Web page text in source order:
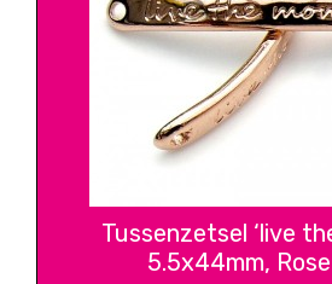
Tussenzetsel ‘live
5.5x44mm,